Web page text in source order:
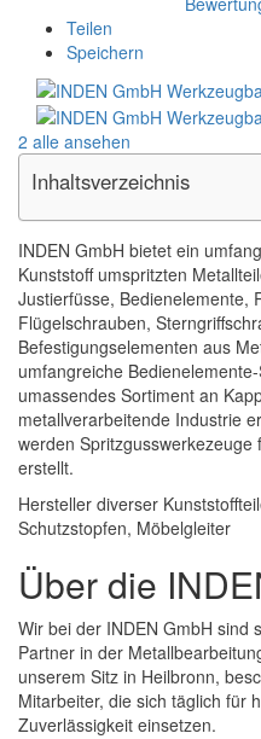
Teilen
Speichern
2 alle ansehen
Inhaltsverzeichnis
INDEN GmbH bietet ein
Kunststoff umspritzten
Justierfüsse, Bedienelemente,
Flügelschrauben,
Befestigungselementen aus
umfangreiche
umassendes Sortiment an
metallverarbeitende Industrie
werden
erstellt.
Hersteller diverser
Schutzstopfen, Möbelgleiter
Über die
Wir bei der INDEN GmbH sind
Partner in der
unserem Sitz in Heilbronn,
Mitarbeiter, die sich täglich für
Zuverlässigkeit einsetzen.